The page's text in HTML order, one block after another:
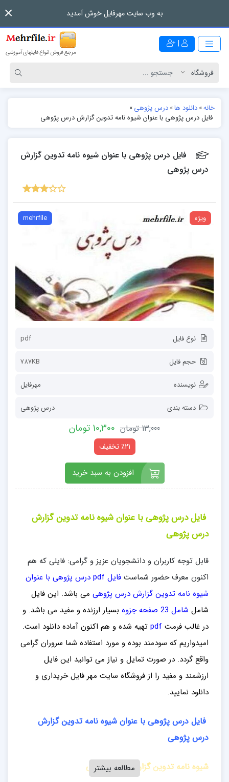
به وب سایت مهرفایل خوش آمدید
|
خانه»دانلود ها»درس پژوهی»
فایل درس پژوهی با عنوان شیوه نامه تدوین گزارش درس پژوهی
فایل درس پژوهی با عنوان شیوه نامه تدوین گزارش
درس پژوهی
ویژه mehrfile
نوع فایل pdf
حجم فایل 787KB
نویسنده مهرفایل
دسته بندی درس پژوهی
13,000 تومان 10,300 تومان
٪21 تخفیف
افزودن به سبد خرید
فایل درس پژوهی با عنوان شیوه نامه تدوین گزارش
درس پژوهی
قابل توجه کاربران و دانشجویان عزیز و گرامی: فایلی که هم
اکنون معرف حضور شماست
فایل pdf درس پژوهی با عنوان
شیوه نامه تدوین گزارش درس پژوهی می باشد. این فایل
شامل شامل 23 صفحه جزوه بسیار ارزنده و مفید می باشد. و
در غالب فرمت pdf تهیه شده و هم اکنون آماده دانلود است.
امیدواریم که سودمند بوده و مورد استفاده شما سروران گرامی
واقع گردد. در صورت تمایل و نیاز می توانید این فایل
ارزشمند و مفید را از فروشگاه سایت مهر فایل خریداری و
دانلود نمایید.
فایل درس پژوهی با عنوان شیوه نامه تدوین گزارش
درس پژوهی
شیوه نامه تدوین گزارش درس پژوهی
مطالعه بیشتر